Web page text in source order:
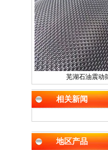
芜湖石油震动
相关新闻
地区产品